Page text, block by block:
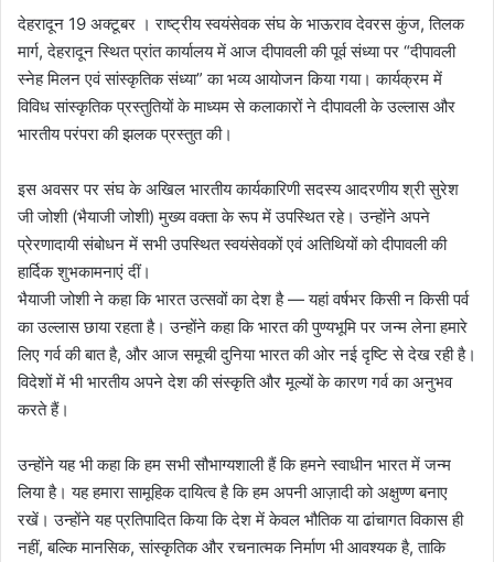
देहरादून 19 अक्टूबर । राष्ट्रीय स्वयंसेवक संघ के भाऊराव देवरस कुंज, तिलक
मार्ग, देहरादून स्थित प्रांत कार्यालय में आज दीपावली की पूर्व संध्या पर “दीपावली
स्नेह मिलन एवं सांस्कृतिक संध्या” का भव्य आयोजन किया गया। कार्यक्रम में
विविध सांस्कृतिक प्रस्तुतियों के माध्यम से कलाकारों ने दीपावली के उल्लास और
भारतीय परंपरा की झलक प्रस्तुत की।
इस अवसर पर संघ के अखिल भारतीय कार्यकारिणी सदस्य आदरणीय श्री सुरेश
जी जोशी (भैयाजी जोशी) मुख्य वक्ता के रूप में उपस्थित रहे। उन्होंने अपने
प्रेरणादायी संबोधन में सभी उपस्थित स्वयंसेवकों एवं अतिथियों को दीपावली की
हार्दिक शुभकामनाएं दीं।
भैयाजी जोशी ने कहा कि भारत उत्सवों का देश है — यहां वर्षभर किसी न किसी पर्व
का उल्लास छाया रहता है। उन्होंने कहा कि भारत की पुण्यभूमि पर जन्म लेना हमारे
लिए गर्व की बात है, और आज समूची दुनिया भारत की ओर नई दृष्टि से देख रही है।
विदेशों में भी भारतीय अपने देश की संस्कृति और मूल्यों के कारण गर्व का अनुभव
करते हैं।
उन्होंने यह भी कहा कि हम सभी सौभाग्यशाली हैं कि हमने स्वाधीन भारत में जन्म
लिया है। यह हमारा सामूहिक दायित्व है कि हम अपनी आज़ादी को अक्षुण्ण बनाए
रखें। उन्होंने यह प्रतिपादित किया कि देश में केवल भौतिक या ढांचागत विकास ही
नहीं, बल्कि मानसिक, सांस्कृतिक और रचनात्मक निर्माण भी आवश्यक है, ताकि